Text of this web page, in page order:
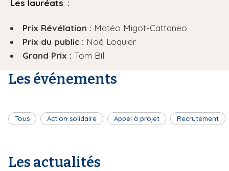
Les lauréats :
Prix Révélation : Matéo Migot-Cattaneo
Prix du public : Noé Loquier
Grand Prix : Tom Bil
Les événements
Tous Action solidaire Appel à projet Recrutement
Les actualités